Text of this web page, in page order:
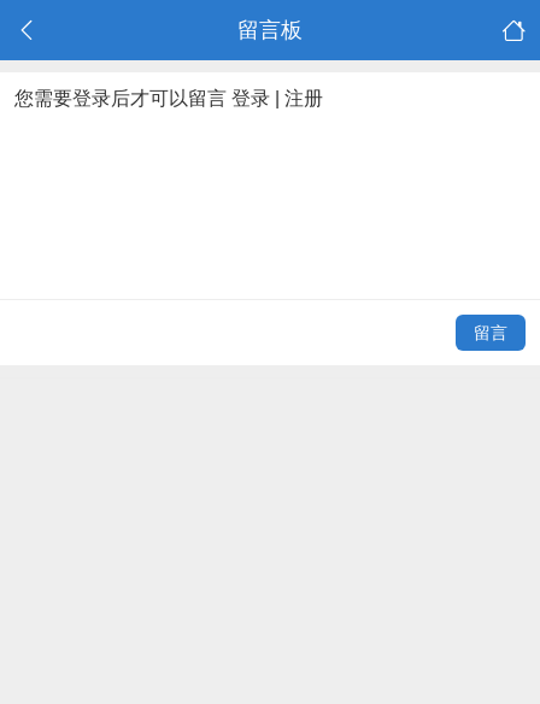
留言板
您需要登录后才可以留言 登录 注册
留言